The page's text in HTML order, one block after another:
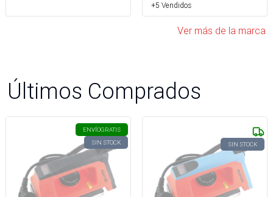
+5 Vendidos
Ver más de la marca
Últimos Comprados
ENVÍOGRATIS
SIN STOCK
SIN STOCK